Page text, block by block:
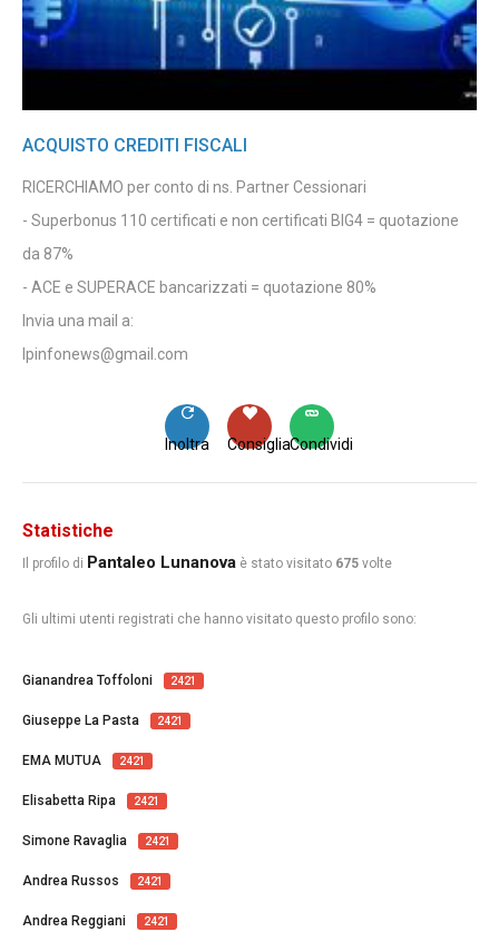
ACQUISTO CREDITI FISCALI
RICERCHIAMO per conto di ns. Partner Cessionari
- Superbonus 110 certificati e non certificati BIG4 = quotazione
da 87%
- ACE e SUPERACE bancarizzati = quotazione 80%
Invia una mail a:
lpinfonews@gmail.com
Condividi
Consiglia
Inoltra
Statistiche
Il profilo di Pantaleo Lunanova è stato visitato 675 volte
Gli ultimi utenti registrati che hanno visitato questo profilo sono:
Gianandrea Toffoloni 2421
Giuseppe La Pasta 2421
EMA MUTUA 2421
Elisabetta Ripa 2421
Simone Ravaglia 2421
Andrea Russos 2421
Andrea Reggiani 2421